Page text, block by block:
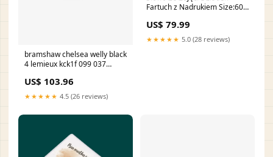
bramshaw chelsea welly black
4 lemieux kck1f 099 037
US$ 103.96
★★★★★ 4.5 (26 reviews)
Fartuch z Nadrukiem Size:60 x
US$ 79.99
★★★★★ 5.0 (28 reviews)